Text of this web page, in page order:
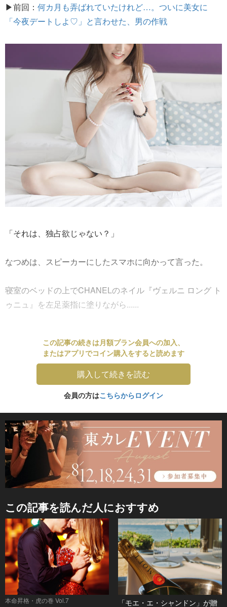
▶前回： 何カ月も弄ばれていたけれど…。ついに美女に
「今夜デートしよ♡」と言わせた、男の作戦
「それは、独占欲じゃない？」
なつめは、スピーカーにしたスマホに向かって言った。
寝室のベッドの上でCHANELのネイル『ヴェルニ ロング ト
ゥニュ』を左足薬指に塗りながら......
この記事の続きは月額プラン会員への加入、
またはアプリでコイン購入をすると読めます
購入して続きを読む
会員の方はこちらからログイン
この記事を読んだ人におすすめ
本命昇格・虎の巻 Vol.7 「モエ・エ・シャンドン」が贈